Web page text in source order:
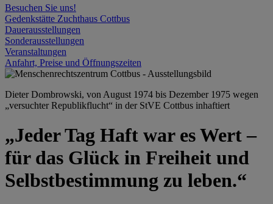
Besuchen Sie uns!
Gedenkstätte Zuchthaus Cottbus
Dauerausstellungen
Sonderausstellungen
Veranstaltungen
Anfahrt, Preise und Öffnungszeiten
Dieter Dombrowski, von August 1974 bis Dezember 1975 wegen
„versuchter Republikflucht“ in der StVE Cottbus inhaftiert
„Jeder Tag Haft war es Wert –
für das Glück in Freiheit und
Selbstbestimmung zu leben.“